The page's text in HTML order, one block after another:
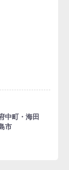
中町・海田
市